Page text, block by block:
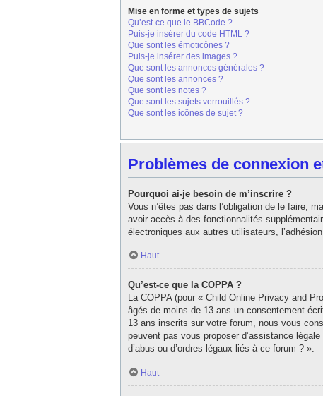
Mise en forme et types de sujets
Qu’est-ce que le BBCode ?
Puis-je insérer du code HTML ?
Que sont les émoticônes ?
Puis-je insérer des images ?
Que sont les annonces générales ?
Que sont les annonces ?
Que sont les notes ?
Que sont les sujets verrouillés ?
Que sont les icônes de sujet ?
Problèmes de connexion
Pourquoi ai-je besoin de m’inscrire ?
Vous n’êtes pas dans l’obligation de le faire,
avoir accès à des fonctionnalités
électroniques aux autres utilisateurs,
Haut
Qu’est-ce que la COPPA ?
La COPPA (pour « Child Online Privacy and
âgés de moins de 13 ans un consentement
13 ans inscrits sur votre forum, nous vous
peuvent pas vous proposer d’assistance
d’abus ou d’ordres légaux liés à ce forum ? ».
Haut